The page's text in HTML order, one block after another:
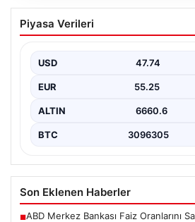
İstanbul Boğazı’ndan bir
Köprülerin altından
Piyasa Verileri
USD 47.74
EUR 55.25
ALTIN 6660.6
BTC 3096305
Son Eklenen Haberler
■ABD Merkez Bankası Faiz Oranlarını